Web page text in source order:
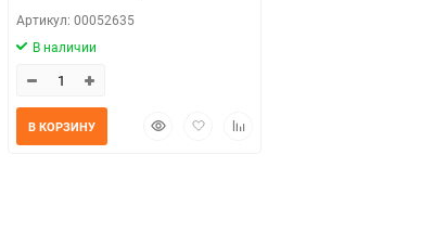
Артикул: 00052635
В наличии
БыстрыйДобавитьДобавить
В КОРЗИНУ